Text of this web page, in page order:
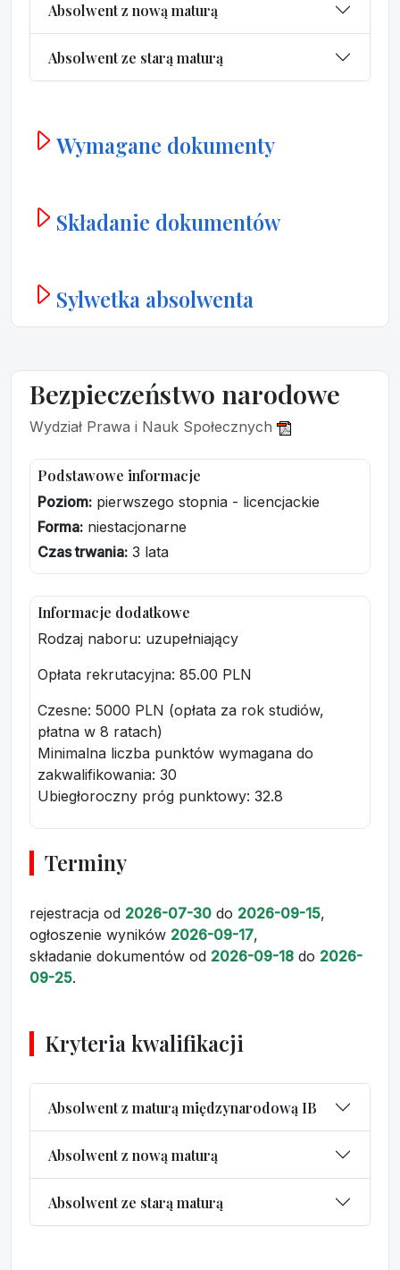
Absolwent z nową maturą
Absolwent ze starą maturą
Wymagane dokumenty
Składanie dokumentów
Sylwetka absolwenta
Bezpieczeństwo narodowe
Wydział Prawa i Nauk Społecznych
Podstawowe informacje
Poziom: pierwszego stopnia - licencjackie
Forma: niestacjonarne
Czas trwania: 3 lata
Informacje dodatkowe
Rodzaj naboru: uzupełniający
Opłata rekrutacyjna: 85.00 PLN
Czesne: 5000 PLN (opłata za rok studiów,
płatna w 8 ratach)
Minimalna liczba punktów wymagana do
zakwalifikowania: 30
Ubiegłoroczny próg punktowy: 32.8
Terminy
rejestracja od 2026-07-30 do 2026-09-15,
ogłoszenie wyników 2026-09-17,
składanie dokumentów od 2026-09-18 do 2026-
09-25.
Kryteria kwalifikacji
Absolwent z maturą międzynarodową IB
Absolwent z nową maturą
Absolwent ze starą maturą